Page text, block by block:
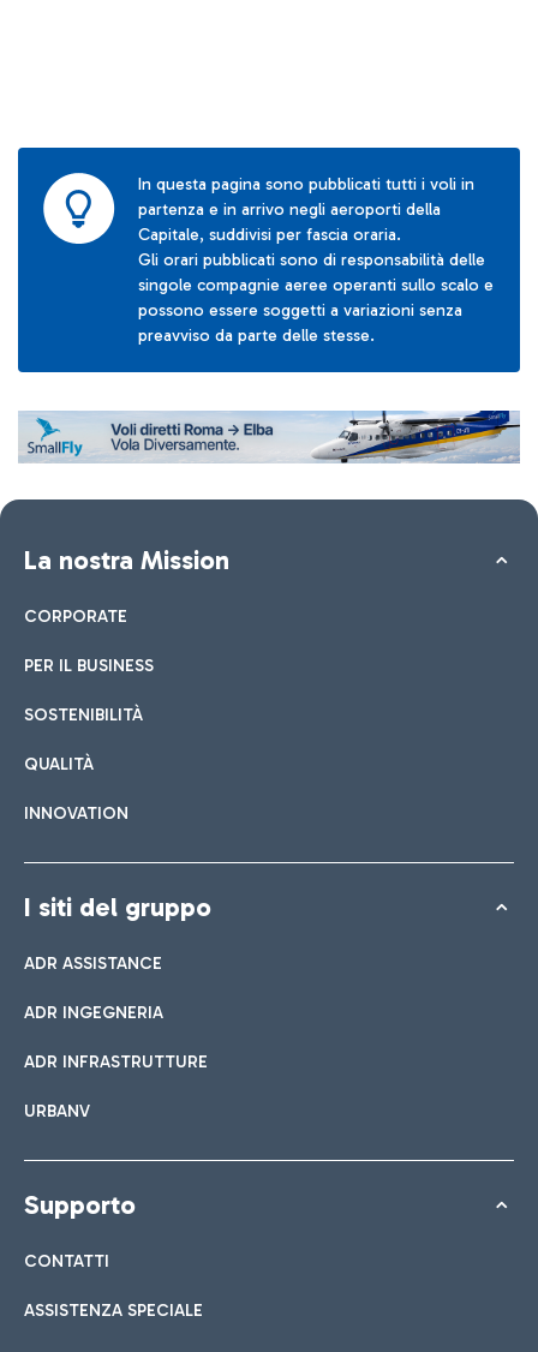
In questa pagina sono pubblicati tutti i voli in
partenza e in arrivo negli aeroporti della
Capitale, suddivisi per fascia oraria.
Gli orari pubblicati sono di responsabilità delle
singole compagnie aeree operanti sullo scalo e
possono essere soggetti a variazioni senza
preavviso da parte delle stesse.
La nostra Mission
CORPORATE
PER IL BUSINESS
SOSTENIBILITÀ
QUALITÀ
INNOVATION
I siti del gruppo
ADR ASSISTANCE
ADR INGEGNERIA
ADR INFRASTRUTTURE
URBANV
Supporto
CONTATTI
ASSISTENZA SPECIALE